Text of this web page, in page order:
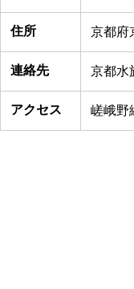
住所 京都府
連絡先 京都水
アクセス 嵯峨野